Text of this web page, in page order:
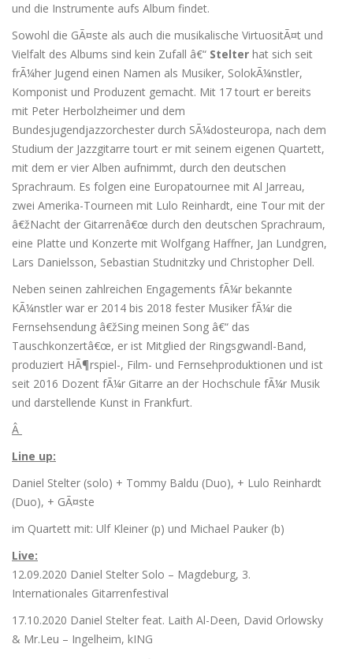
und die Instrumente aufs Album findet.
Sowohl die GÃ¤ste als auch die musikalische VirtuositÃ¤t und
Vielfalt des Albums sind kein Zufall â€“ Stelter hat sich seit
frÃ¼her Jugend einen Namen als Musiker, SolokÃ¼nstler,
Komponist und Produzent gemacht. Mit 17 tourt er bereits
mit Peter Herbolzheimer und dem
Bundesjugendjazzorchester durch SÃ¼dosteuropa, nach dem
Studium der Jazzgitarre tourt er mit seinem eigenen Quartett,
mit dem er vier Alben aufnimmt, durch den deutschen
Sprachraum. Es folgen eine Europatournee mit Al Jarreau,
zwei Amerika-Tourneen mit Lulo Reinhardt, eine Tour mit der
â€žNacht der Gitarrenâ€œ durch den deutschen Sprachraum,
eine Platte und Konzerte mit Wolfgang Haffner, Jan Lundgren,
Lars Danielsson, Sebastian Studnitzky und Christopher Dell.
Neben seinen zahlreichen Engagements fÃ¼r bekannte
KÃ¼nstler war er 2014 bis 2018 fester Musiker fÃ¼r die
Fernsehsendung â€žSing meinen Song â€“ das
Tauschkonzertâ€œ, er ist Mitglied der Ringsgwandl-Band,
produziert HÃ¶rspiel-, Film- und Fernsehproduktionen und ist
seit 2016 Dozent fÃ¼r Gitarre an der Hochschule fÃ¼r Musik
und darstellende Kunst in Frankfurt.
Â
Line up:
Daniel Stelter (solo) + Tommy Baldu (Duo), + Lulo Reinhardt
(Duo), + GÃ¤ste
im Quartett mit: Ulf Kleiner (p) und Michael Pauker (b)
Live:
12.09.2020 Daniel Stelter Solo – Magdeburg, 3.
Internationales Gitarrenfestival
17.10.2020 Daniel Stelter feat. Laith Al-Deen, David Orlowsky
& Mr.Leu – Ingelheim, kING